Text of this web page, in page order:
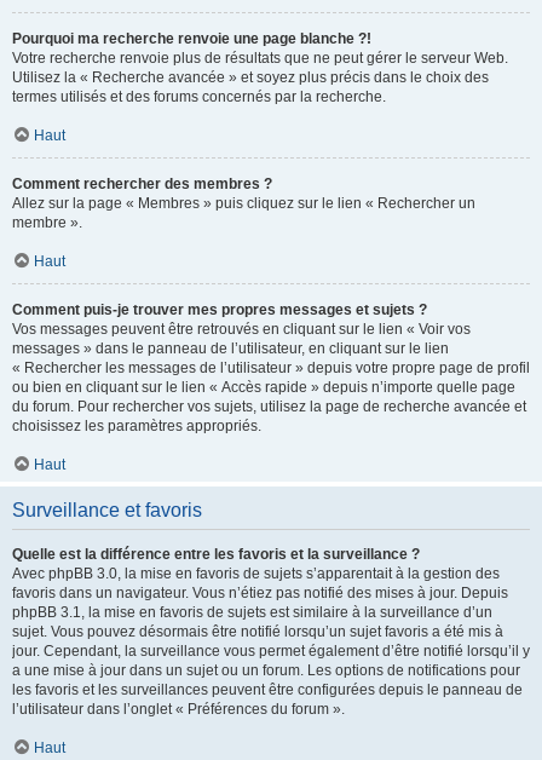
Pourquoi ma recherche renvoie une page blanche ?!
Votre recherche renvoie plus de résultats que ne peut gérer le serveur Web.
Utilisez la « Recherche avancée » et soyez plus précis dans le choix des
termes utilisés et des forums concernés par la recherche.
Haut
Comment rechercher des membres ?
Allez sur la page « Membres » puis cliquez sur le lien « Rechercher un
membre ».
Haut
Comment puis-je trouver mes propres messages et sujets ?
Vos messages peuvent être retrouvés en cliquant sur le lien « Voir vos
messages » dans le panneau de l’utilisateur, en cliquant sur le lien
« Rechercher les messages de l’utilisateur » depuis votre propre page de profil
ou bien en cliquant sur le lien « Accès rapide » depuis n’importe quelle page
du forum. Pour rechercher vos sujets, utilisez la page de recherche avancée et
choisissez les paramètres appropriés.
Haut
Surveillance et favoris
Quelle est la différence entre les favoris et la surveillance ?
Avec phpBB 3.0, la mise en favoris de sujets s’apparentait à la gestion des
favoris dans un navigateur. Vous n’étiez pas notifié des mises à jour. Depuis
phpBB 3.1, la mise en favoris de sujets est similaire à la surveillance d’un
sujet. Vous pouvez désormais être notifié lorsqu’un sujet favoris a été mis à
jour. Cependant, la surveillance vous permet également d’être notifié lorsqu’il y
a une mise à jour dans un sujet ou un forum. Les options de notifications pour
les favoris et les surveillances peuvent être configurées depuis le panneau de
l’utilisateur dans l’onglet « Préférences du forum ».
Haut